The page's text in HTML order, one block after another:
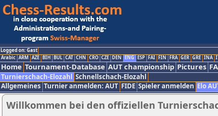
Logged on: Gast
Arabic ARM AZE BIH BUL CAT CHN CRO CZE DEN ENG ESP FAI FIN FRA GER GRE INA
Home Tournament-Database AUT championship Pictures
Turnierschach-Elozahl Schnellschach-Elozahl
Allgemeines Turnier anmelden: AUT FIDE Spieler anmelden Elo
Willkommen bei den offiziellen